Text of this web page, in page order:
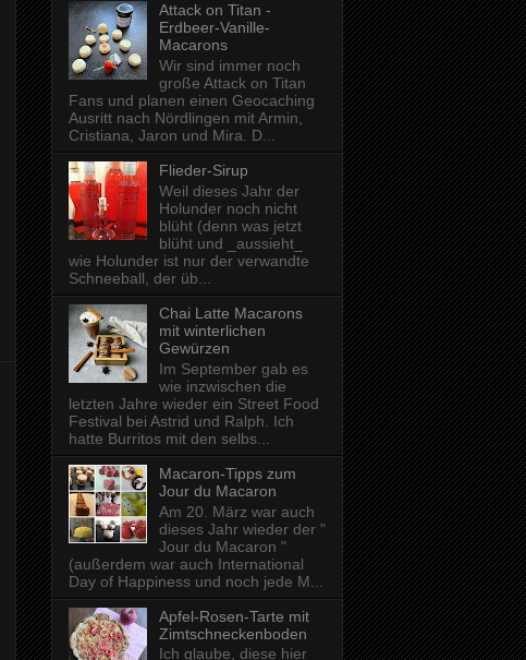
Attack on Titan -
Erdbeer-Vanille-
Macarons
Wir sind immer noch
große Attack on Titan
Fans und planen einen Geocaching
Ausritt nach Nördlingen mit Armin,
Cristiana, Jaron und Mira. D...
Flieder-Sirup
Weil dieses Jahr der
Holunder noch nicht
blüht (denn was jetzt
blüht und _aussieht_
wie Holunder ist nur der verwandte
Schneeball, der üb...
Chai Latte Macarons
mit winterlichen
Gewürzen
Im September gab es
wie inzwischen die
letzten Jahre wieder ein Street Food
Festival bei Astrid und Ralph. Ich
hatte Burritos mit den selbs...
Macaron-Tipps zum
Jour du Macaron
Am 20. März war auch
dieses Jahr wieder der "
Jour du Macaron "
(außerdem war auch International
Day of Happiness und noch jede M...
Apfel-Rosen-Tarte mit
Zimtschneckenboden
Ich glaube, diese hier